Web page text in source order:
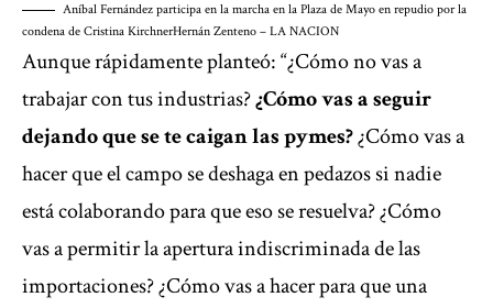
Aníbal Fernández participa en la marcha en la Plaza de Mayo en repudio por la
condena de Cristina KirchnerHernán Zenteno – LA NACION
Aunque rápidamente planteó: “¿Cómo no vas a
trabajar con tus industrias?¿Cómo vas a seguir
dejando que se te caigan las pymes?¿Cómo vas a
hacer que el campo se deshaga en pedazos si nadie
está colaborando para que eso se resuelva? ¿Cómo
vas a permitir la apertura indiscriminada de las
importaciones? ¿Cómo vas a hacer para que una